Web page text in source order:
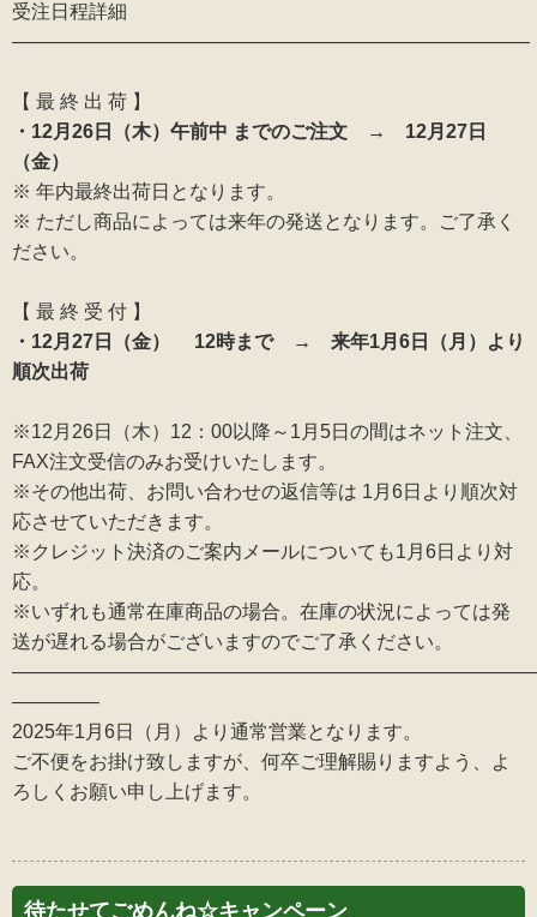
受注日程詳細
———————————————————————————
【 最 終 出 荷 】
・12月26日（木）午前中 までのご注文 → 12月27日
（金）
※ 年内最終出荷日となります。
※ ただし商品によっては来年の発送となります。ご了承く
ださい。
【 最 終 受 付 】
・12月27日（金） 12時まで → 来年1月6日（月）より
順次出荷
※12月26日（木）12：00以降～1月5日の間はネット注文、
FAX注文受信のみお受けいたします。
※その他出荷、お問い合わせの返信等は 1月6日より順次対
応させていただきます。
※クレジット決済のご案内メールについても1月6日より対
応。
※いずれも通常在庫商品の場合。在庫の状況によっては発
送が遅れる場合がございますのでご了承ください。
————–
2025年1月6日（月）より通常営業となります。
ご不便をお掛け致しますが、何卒ご理解賜りますよう、よ
ろしくお願い申し上げます。
待たせてごめんね☆キャンペーン